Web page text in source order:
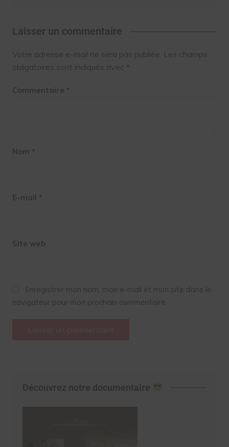
Laisser un commentaire
Votre adresse e-mail ne sera pas publiée. Les champs
obligatoires sont indiqués avec *
Commentaire *
Nom *
E-mail *
Site web
Enregistrer mon nom, mon e-mail et mon site dans le
navigateur pour mon prochain commentaire.
Découvrez notre documentaire